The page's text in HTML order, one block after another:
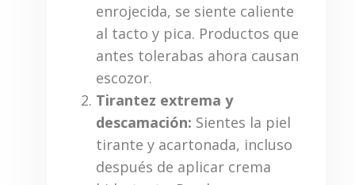
enrojecida, se siente caliente
al tacto y pica. Productos que
antes tolerabas ahora causan
escozor.
Tirantez extrema y
descamación: Sientes la piel
tirante y acartonada, incluso
después de aplicar crema